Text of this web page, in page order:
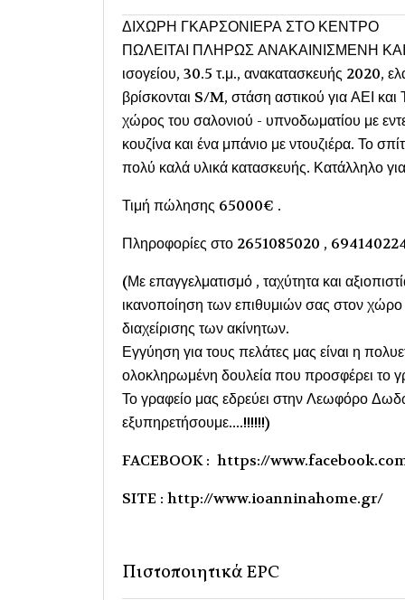
ΔΙΧΩΡΗ ΓΚΑΡΣΟΝΙΕΡΑ ΣΤΟ ΚΕΝΤΡΟ
ΠΩΛΕΙΤΑΙ ΠΛΗΡΩΣ ΑΝΑΚΑΙΝΙΣΜΕΝΗ
ισογείου, 30.5 τ.μ., ανακατασκευής 2020,
βρίσκονται S/M, στάση αστικού για ΑΕΙ
χώρος του σαλονιού - υπνοδωματίου με
κουζίνα και ένα μπάνιο με ντουζιέρα. Το
πολύ καλά υλικά κατασκευής. Κατάλληλο
Τιμή πώλησης 65000€ .
Πληροφορίες στο 2651085020 ,
(Με επαγγελματισμό , ταχύτητα και
ικανοποίηση των επιθυμιών σας στον χώρο
διαχείρισης των ακίνητων.
Εγγύηση για τους πελάτες μας είναι η
ολοκληρωμένη δουλεία που προσφέρει το
Το γραφείο μας εδρεύει στην Λεωφόρο
εξυπηρετήσουμε....!!!!!!)
FACEBOOK : https://
SITE : http://www.ioanninahome.gr/
Πιστοποιητικά EPC